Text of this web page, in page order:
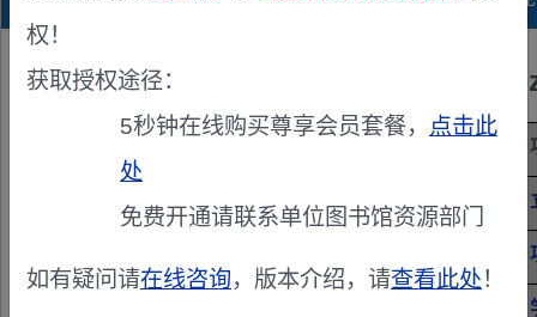
Brückenschlag
424228829
权！
获取授权途径：
5秒钟在线购买尊享会员套餐， 点击此
处
免费开通请联系单位图书馆资源部门
如有疑问请在线咨询，版本介绍，请查看此处！